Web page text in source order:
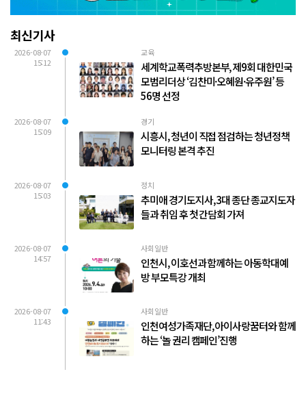
최신기사
2026-08-07
15:12
교육
세계학교폭력추방본부, 제9회 대한민국
모범리더상 ‘김찬미·오혜원·유주원’ 등
56명 선정
2026-08-07
15:09
경기
시흥시, 청년이 직접 점검하는 청년정책
모니터링 본격 추진
2026-08-07
15:03
정치
추미애 경기도지사, 3대 종단 종교지도자
들과 취임 후 첫 간담회 가져
2026-08-07
14:57
사회일반
인천시, 이호선과 함께하는 아동학대예
방 부모특강 개최
2026-08-07
11:43
사회일반
인천여성가족재단, 아이사랑꿈터와 함께
하는 ‘놀 권리 캠페인’진행